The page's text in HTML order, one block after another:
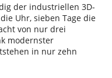
der industriellen 3D-
Uhr, sieben Tage die
von nur drei
modernster
in nur zehn